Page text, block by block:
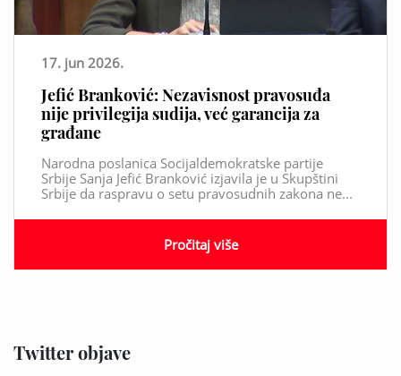
Twitter objave
17. jun 2026.
Jefić Branković: Nezavisnost pravosuđa
nije privilegija sudija, već garancija za
građane
Narodna poslanica Socijaldemokratske partije
Srbije Sanja Jefić Branković izjavila je u Skupštini
Srbije da raspravu o setu pravosudnih zakona ne...
Pročitaj više